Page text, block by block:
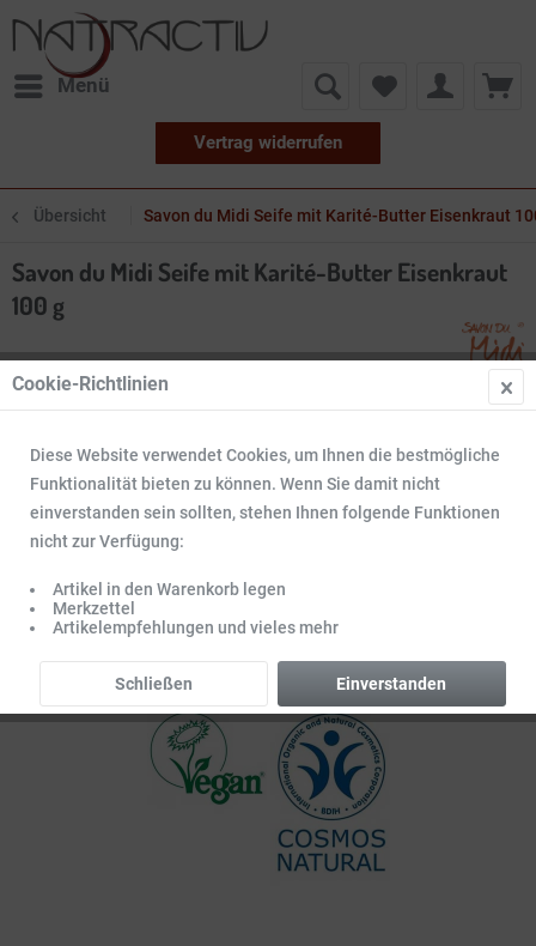
Menü
Vertrag widerrufen
Übersicht Savon du Midi Seife mit Karité-Butter Eisenkraut
Savon du Midi Seife mit Karité-Butter Eisenkraut
100 g
Cookie-Richtlinien
Diese Website verwendet Cookies, um Ihnen die bestmögliche
Funktionalität bieten zu können. Wenn Sie damit nicht
einverstanden sein sollten, stehen Ihnen folgende Funktionen
nicht zur Verfügung:
Artikel in den Warenkorb legen
Merkzettel
Artikelempfehlungen und vieles mehr
Einverstanden
Schließen